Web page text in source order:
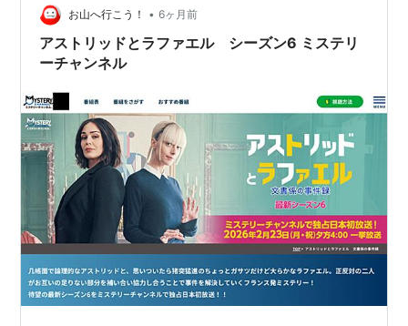
お山へ行こう！ • 6ヶ月前
アストリッドとラファエル シーズン6 ミステリ
ーチャンネル